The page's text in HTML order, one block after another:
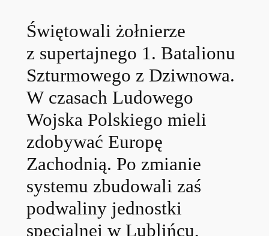
Świętowali żołnierze
z supertajnego 1. Batalionu
Szturmowego z Dziwnowa.
W czasach Ludowego
Wojska Polskiego mieli
zdobywać Europę
Zachodnią. Po zmianie
systemu zbudowali zaś
podwaliny jednostki
specjalnej w Lublińcu,